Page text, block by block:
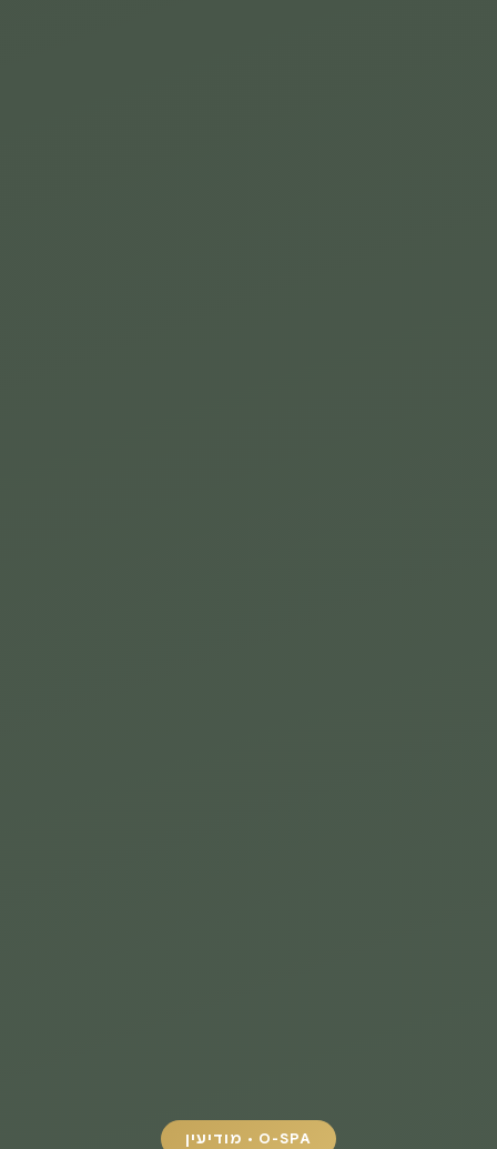
O-SPA • מודיעין